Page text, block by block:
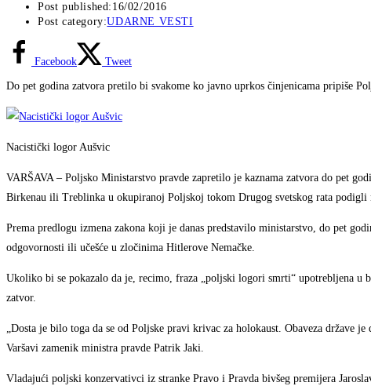
Post published: 16/02/2016
Post category:UDARNE VESTI
Facebook Tweet
Do pet godina zatvora pretilo bi svakome ko javno uprkos činjenicama pripiše
Nacistički logor Aušvic
VARŠAVA – Poljsko Ministarstvo pravde zapretilo je kaznama zatvora do pet
Birkenau ili Treblinka u okupiranoj Poljskoj tokom Drugog svetskog rata podigli
Prema predlogu izmena zakona koji je danas predstavilo ministarstvo, do pet
odgovornosti ili učešće u zločinima Hitlerove Nemačke.
Ukoliko bi se pokazalo da je, recimo, fraza „poljski logori smrti“ upotrebljena
zatvor.
„Dosta je bilo toga da se od Poljske pravi krivac za holokaust. Obaveza države
Varšavi zamenik ministra pravde Patrik Jaki.
Vladajući poljski konzervativci iz stranke Pravo i Pravda bivšeg premijera